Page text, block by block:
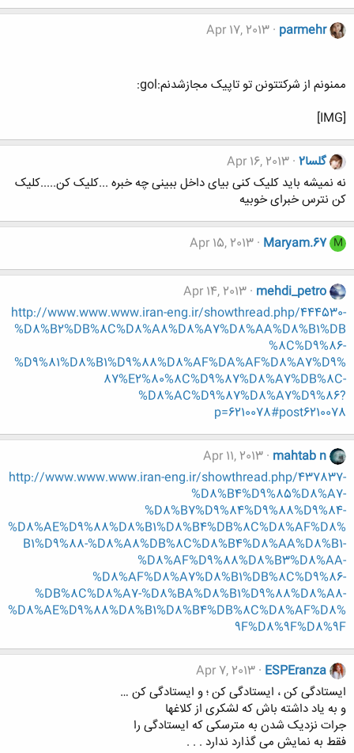
parmehr
Apr 17, 2013
ممنونم از شرکتتونن تو تاپیک مجازشدنم:gol:
[IMG]
گلسا2
Apr 16, 2013
نه نمیشه باید کلیک کنی بیای داخل ببینی چه خبره ...کلیک کن.....کلیک
کن نترس خبرای خوبیه
M
Maryam.67
Apr 15, 2013
mehdi_petro
Apr 14, 2013
http://www.www.www.iran-eng.ir/showthread.php/444530-
%D8%B2%DB%8C%D8%A8%D8%A7%D8%AA%D8%B1%DB
%8C%D9%86-
%D9%81%D8%B1%D9%88%D8%AF%DA%AF%D8%A7%D9%
87%E2%80%8C%D9%87%D8%A7%DB%8C-
%D8%AC%D9%87%D8%A7%D9%86?
p=6210078#post6210078
mahtab n
Apr 11, 2013
http://www.www.www.iran-eng.ir/showthread.php/437837-
%D8%B4%D9%85%D8%A7-
%D8%B7%D9%84%D9%88%D9%84-
%D8%AE%D9%88%D8%B1%D8%B4%DB%8C%D8%AF%D8%
B1%D9%88-%D8%A8%DB%8C%D8%B4%D8%AA%D8%B1-
%D8%AF%D9%88%D8%B3%D8%AA-
%D8%AF%D8%A7%D8%B1%DB%8C%D9%86-
%DB%8C%D8%A7-%D8%BA%D8%B1%D9%88%D8%A8-
%D8%AE%D9%88%D8%B1%D8%B4%DB%8C%D8%AF%D8%
9F%D8%9F%D8%9F
ESPEranza
Apr 7, 2013
ایستادگی کن ، ایستادگی کن ؛ و ایستادگی کن …
و به یاد داشته باش که لشکری از کلاغها
جرات نزدیک شدن به مترسکی که ایستادگی را
فقط به نمایش می گذارد ندارد . . .